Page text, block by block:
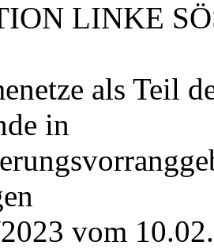
LINKE
als Teil
in
vom